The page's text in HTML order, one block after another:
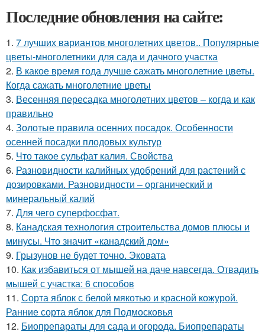
Последние обновления на сайте:
1. 7 лучших вариантов многолетних цветов.. Популярные
цветы-многолетники для сада и дачного участка
2. В какое время года лучше сажать многолетние цветы.
Когда сажать многолетние цветы
3. Весенняя пересадка многолетних цветов – когда и как
правильно
4. Золотые правила осенних посадок. Особенности
осенней посадки плодовых культур
5. Что такое сульфат калия. Свойства
6. Разновидности калийных удобрений для растений с
дозировками. Разновидности – органический и
минеральный калий
7. Для чего суперфосфат.
8. Канадская технология строительства домов плюсы и
минусы. Что значит «канадский дом»
9. Грызунов не будет точно. Эковата
10. Как избавиться от мышей на даче навсегда. Отвадить
мышей с участка: 6 способов
11. Сорта яблок с белой мякотью и красной кожурой.
Ранние сорта яблок для Подмосковья
12. Биопрепараты для сада и огорода. Биопрепараты